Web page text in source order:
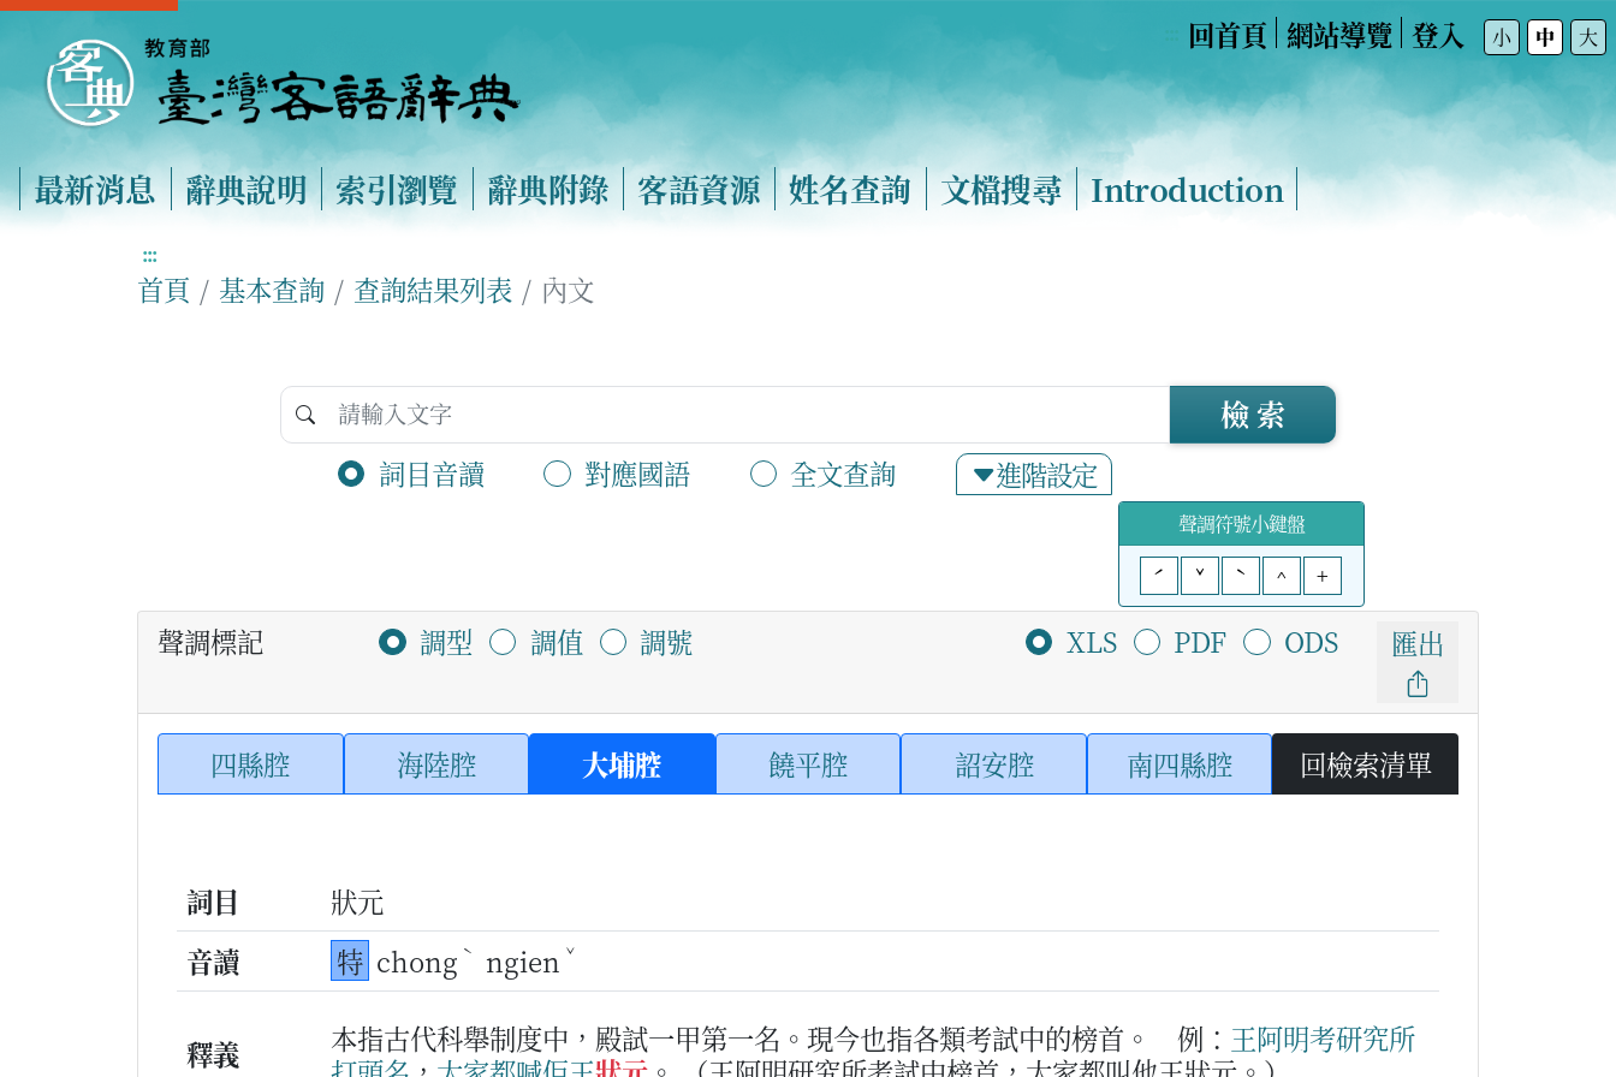
回首頁 網站導覽 登入 小 中 大
最新消息 辭典說明 索引瀏覽 辭典附錄 客語資源 姓名查詢 文檔搜尋 Introduction
:::
首頁 基本查詢 查詢結果列表 內文
詞目音讀 對應國語 全文查詢 進階設定
檢 索
聲調符號小鍵盤
ˊ
ˇ ˋ ^ +
聲調標記 調型 調值 調號 XLS PDF ODS 匯出
四縣腔 海陸腔 大埔腔 饒平腔 詔安腔 南四縣腔 回檢索清單
詞目
狀元
音讀
特 chong ˋ ngien ˇ
釋義 本指古代科舉制度中，殿試一甲第一名。現今也指各類考試中的榜首。 例： 王阿明考研究所